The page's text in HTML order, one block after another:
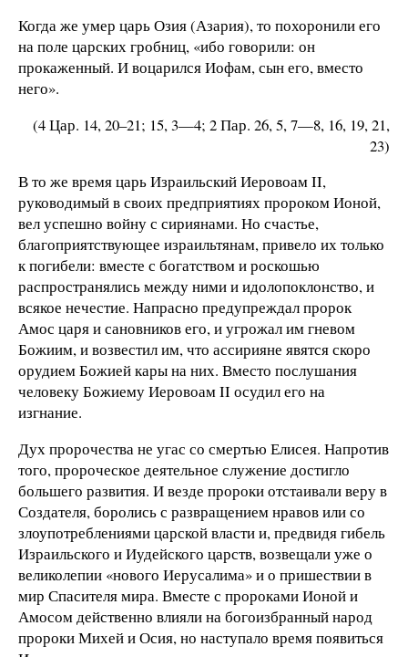
Когда же умер царь Озия (Азария), то похоронили его
на поле царских гробниц, «ибо говорили: он
прокаженный. И воцарился Иофам, сын его, вместо
него».
(4 Цар. 14, 20–21; 15, 3—4; 2 Пар. 26, 5, 7—8, 16, 19, 21,
23)
В то же время царь Израильский Иеровоам II,
руководимый в своих предприятиях пророком Ионой,
вел успешно войну с сириянами. Но счастье,
благоприятствующее израильтянам, привело их только
к погибели: вместе с богатством и роскошью
распространялись между ними и идолопоклонство, и
всякое нечестие. Напрасно предупреждал пророк
Амос царя и сановников его, и угрожал им гневом
Божиим, и возвестил им, что ассирияне явятся скоро
орудием Божией кары на них. Вместо послушания
человеку Божиему Иеровоам II осудил его на
изгнание.
Дух пророчества не угас со смертью Елисея. Напротив
того, пророческое деятельное служение достигло
большего развития. И везде пророки отстаивали веру в
Создателя, боролись с развращением нравов или со
злоупотреблениями царской власти и, предвидя гибель
Израильского и Иудейского царств, возвещали уже о
великолепии «нового Иерусалима» и о пришествии в
мир Спасителя мира. Вместе с пророками Ионой и
Амосом действенно влияли на богоизбранный народ
пророки Михей и Осия, но наступало время появиться